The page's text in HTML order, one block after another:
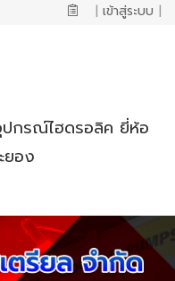
| เข้าสู่ระบบ |
กรณ์ไฮดรอลิค ยี่ห้อ
ยอง